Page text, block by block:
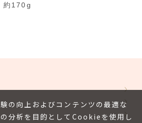
約170g
の向上およびコンテンツの最適な
分析を目的としてCookieを使用し